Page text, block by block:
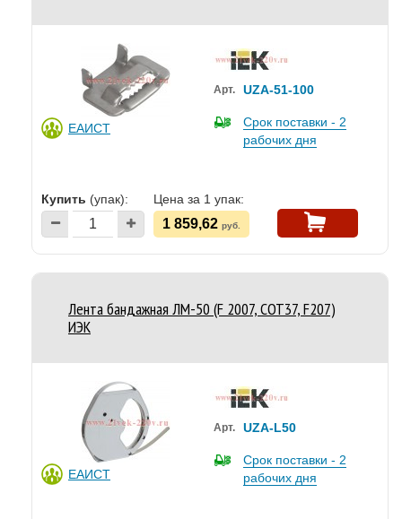
ЕАИСТ
Арт. UZA-51-100
Срок поставки - 2
рабочих дня
Купить (упак): Цена за 1 упак:
1 859,62 руб.
Лента бандажная ЛМ-50 (F 2007, COT37, F207)
ИЭК
ЕАИСТ
Арт. UZA-L50
Срок поставки - 2
рабочих дня